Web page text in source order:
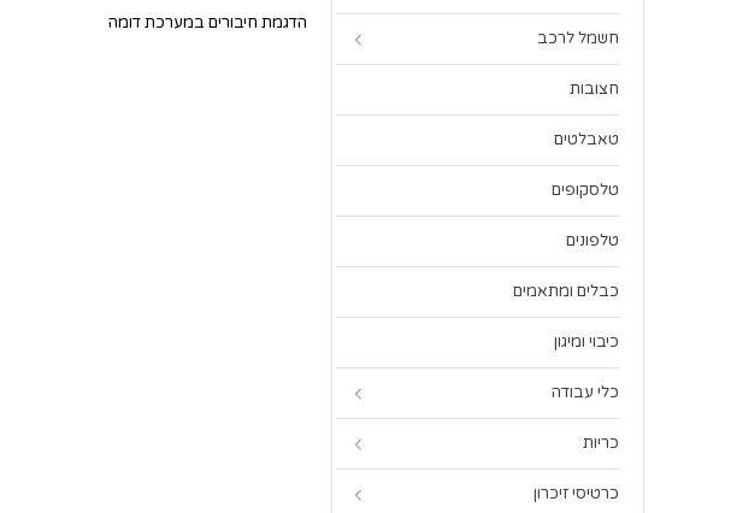
הדגמת חיבורים במערכת דומה
חשמל לרכב
חצובות
טאבלטים
טלסקופים
טלפונים
כבלים ומתאמים
כיבוי ומיגון
כלי עבודה
כריות
כרטיסי זיכרון